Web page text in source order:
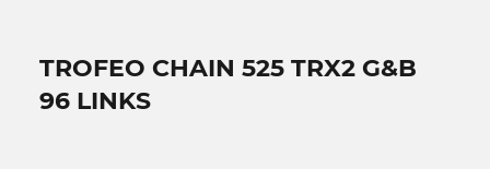
TROFEO CHAIN 525 TRX2 G&B
96 LINKS